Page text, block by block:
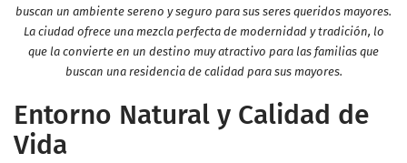
buscan un ambiente sereno y seguro para sus seres queridos mayores.
La ciudad ofrece una mezcla perfecta de modernidad y tradición, lo
que la convierte en un destino muy atractivo para las familias que
buscan una residencia de calidad para sus mayores.
Entorno Natural y Calidad de
Vida